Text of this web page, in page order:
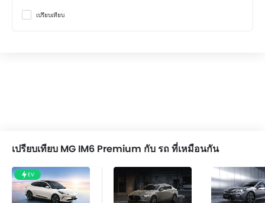
ไฟเตือนประตู และฝากระโปรงท้าย
เซ็นเซอร์ตรวจจับการชน
ระบบสัญญาณกันขโมย
ล็อกประตูป้องกันเด็ก
เปรียบเทียบ
เปรียบเทียบ MG IM6 Premium กับ รถ ที่เหมือนกัน
EV